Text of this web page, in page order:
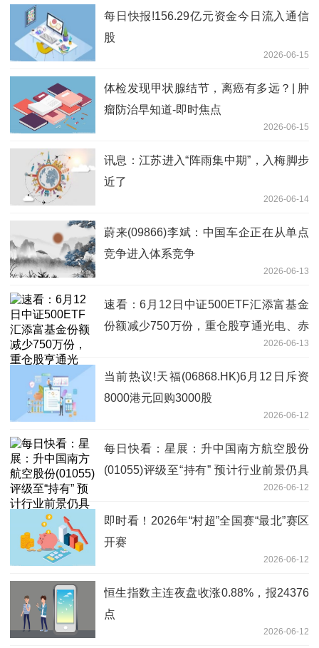
每日快报!156.29亿元资金今日流入通信
股
2026-06-15
体检发现甲状腺结节，离癌有多远？| 肿
瘤防治早知道-即时焦点
2026-06-15
讯息：江苏进入“阵雨集中期”，入梅脚步
近了
2026-06-14
蔚来(09866)李斌：中国车企正在从单点
竞争进入体系竞争
2026-06-13
速看：6月12日中证500ETF汇添富基金
份额减少750万份，重仓股亨通光电、赤
2026-06-13
当前热议!天福(06868.HK)6月12日斥资
8000港元回购3000股
2026-06-12
每日快看：星展：升中国南方航空股份
(01055)评级至“持有” 预计行业前景仍具
2026-06-12
即时看！2026年“村超”全国赛“最北”赛区
开赛
2026-06-12
恒生指数主连夜盘收涨0.88%，报24376
点
2026-06-12